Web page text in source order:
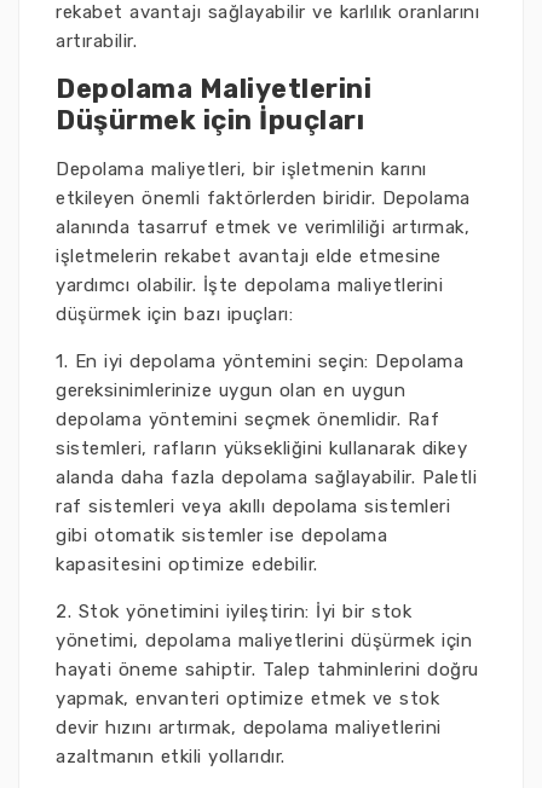
rekabet avantajı sağlayabilir ve karlılık oranlarını
artırabilir.
Depolama Maliyetlerini
Düşürmek için İpuçları
Depolama maliyetleri, bir işletmenin karını
etkileyen önemli faktörlerden biridir. Depolama
alanında tasarruf etmek ve verimliliği artırmak,
işletmelerin rekabet avantajı elde etmesine
yardımcı olabilir. İşte depolama maliyetlerini
düşürmek için bazı ipuçları:
1. En iyi depolama yöntemini seçin: Depolama
gereksinimlerinize uygun olan en uygun
depolama yöntemini seçmek önemlidir. Raf
sistemleri, rafların yüksekliğini kullanarak dikey
alanda daha fazla depolama sağlayabilir. Paletli
raf sistemleri veya akıllı depolama sistemleri
gibi otomatik sistemler ise depolama
kapasitesini optimize edebilir.
2. Stok yönetimini iyileştirin: İyi bir stok
yönetimi, depolama maliyetlerini düşürmek için
hayati öneme sahiptir. Talep tahminlerini doğru
yapmak, envanteri optimize etmek ve stok
devir hızını artırmak, depolama maliyetlerini
azaltmanın etkili yollarıdır.